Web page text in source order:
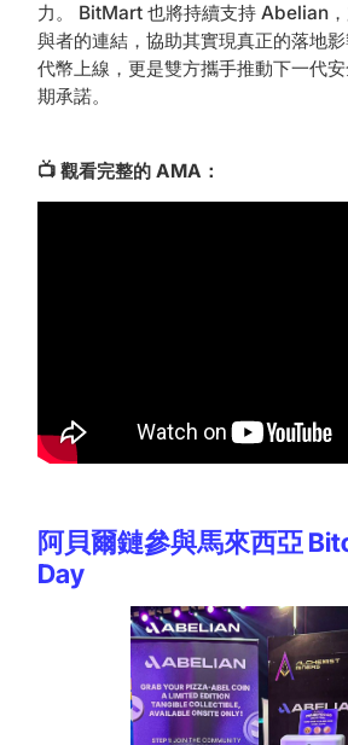
力。 BitMart 也將持續支持 Abelian
與者的連結，協助其實現真正的落地
代幣上線，更是雙方攜手推動下一代
期承諾。
📺 觀看完整的 AMA：
阿貝爾鏈參與馬來西亞
Day